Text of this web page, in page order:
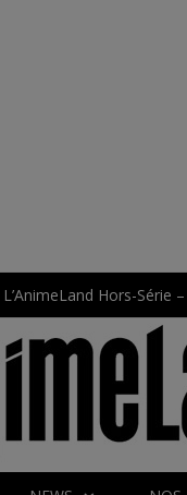
L’AnimeLand Hors-Série